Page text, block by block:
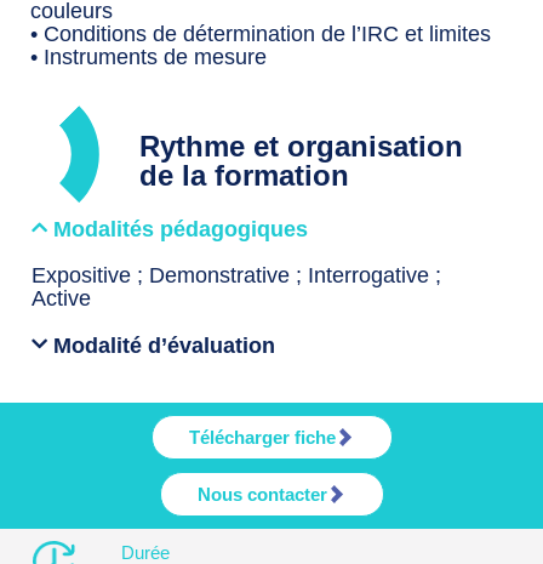
couleurs
• Conditions de détermination de l’IRC et limites
• Instruments de mesure
Rythme et organisation
de la formation
Modalités pédagogiques
Expositive ; Demonstrative ; Interrogative ;
Active
Modalité d’évaluation
Télécharger fiche
Nous contacter
Durée